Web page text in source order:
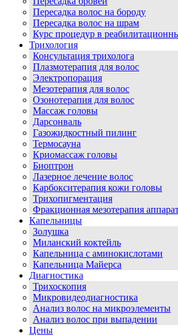
Пересадка волос на бороду
Пересадка волос на шрам
Курс процедур в
Трихология
Консультация трихолога
Плазмотерапия для волос
Электропорация
Мезотерапия для волос
Озонотерапия для волос
Массаж головы
Дарсонваль
Газожидкостный пилинг
Термосауна
Криомассаж головы
Биоптрон
Лазерное лечение волос
Карбокситерапия кожи головы
Трихопигментация
Фракционная мезотерапия
Капельницы
Золушка
Миланский коктейль
Капельница с аминокислотами
Капельница Майерса
Диагностика
Трихоскопия
Микровидеодиагностика
Анализ волос на микроэлементы
Анализ волос при выпадении
Цены